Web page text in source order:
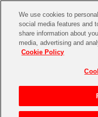
We use cookies to
social media features and
share information about
media, advertising and
Cookie Policy